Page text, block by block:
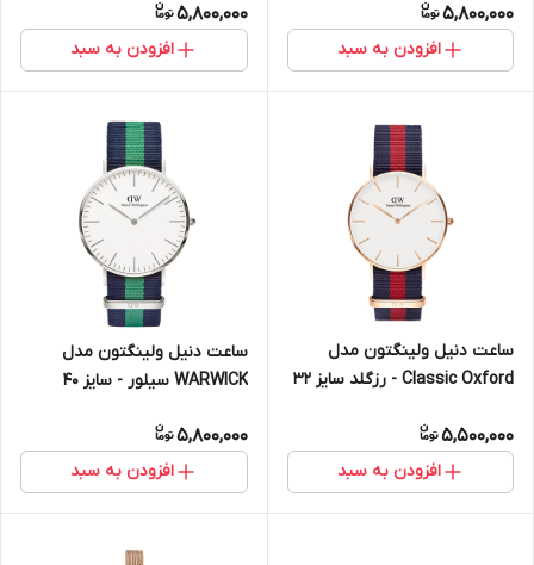
5,800,000
افزودن به سبد
5,800,000
افزودن به سبد
ساعت دنیل ولینگتون مدل
Classic Oxford - رزگلد سایز 32
5,500,000
افزودن به سبد
ساعت دنیل ولینگتون مدل
WARWICK سیلور - سایز 40
5,800,000
افزودن به سبد